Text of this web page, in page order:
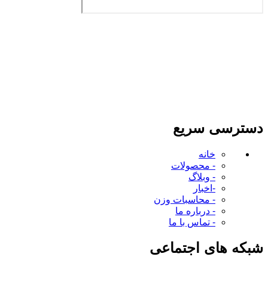
دسترسی سریع
خانه
- محصولات
- وبلاگ
-اخبار
- محاسبات وزن
- درباره ما
- تماس با ما
شبکه های اجتماعی